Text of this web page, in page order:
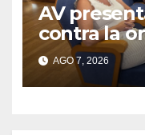
AV
contra la
residuos
considerar
cargas
AGO 7, 2026